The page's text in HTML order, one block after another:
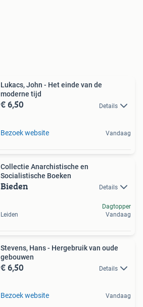
Lukacs, John - Het einde van de
moderne tijd
€ 6,50 Details
Bezoek website Vandaag
Collectie Anarchistische en
Socialistische Boeken
Bieden Details
Leiden
Dagtopper
Vandaag
Stevens, Hans - Hergebruik van oude
gebouwen
€ 6,50 Details
Bezoek website Vandaag